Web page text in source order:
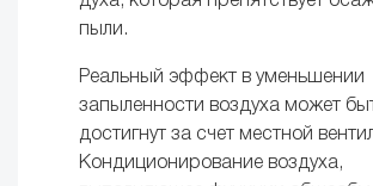
пыли.
Реальный эффект в уменьшении
запыленности воздуха может
достигнут за счет местной
Кондиционирование воздуха,